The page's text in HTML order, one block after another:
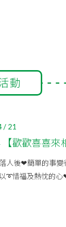
動
/ 21
【歡歡喜喜來
落人後❤簡單的事
➰惜福及熱忱的